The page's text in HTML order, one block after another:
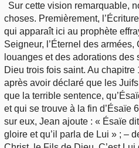
Sur cette vision remarquable,
choses. Premièrement,
qui apparaît ici au prophète
Seigneur, l’Éternel des armées,
louanges et des adorations
Dieu trois fois saint. Au
après avoir déclaré que les
que la terrible sentence,
et qui se trouve à la fin d’Ésaïe
sur eux, Jean ajoute : « Ésaïe
gloire et qu’il parla de Lui » ; –